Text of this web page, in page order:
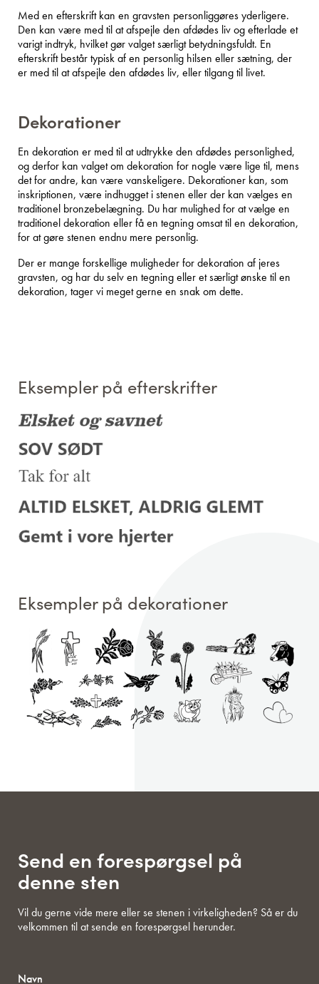
Med en efterskrift kan en gravsten personliggøres yderligere.
Den kan være med til at afspejle den afdødes liv og efterlade et
varigt indtryk, hvilket gør valget særligt betydningsfuldt. En
efterskrift består typisk af en personlig hilsen eller sætning, der
er med til at afspejle den afdødes liv, eller tilgang til livet.
Dekorationer
En dekoration er med til at udtrykke den afdødes personlighed,
og derfor kan valget om dekoration for nogle være lige til, mens
det for andre, kan være vanskeligere. Dekorationer kan, som
inskriptionen, være indhugget i stenen eller der kan vælges en
traditionel bronzebelægning. Du har mulighed for at vælge en
traditionel dekoration eller få en tegning omsat til en dekoration,
for at gøre stenen endnu mere personlig.
Der er mange forskellige muligheder for dekoration af jeres
gravsten, og har du selv en tegning eller et særligt ønske til en
dekoration, tager vi meget gerne en snak om dette.
Eksempler på efterskrifter
Eksempler på dekorationer
Send en forespørgsel på
denne sten
Vil du gerne vide mere eller se stenen i virkeligheden? Så er du
velkommen til at sende en forespørgsel herunder.